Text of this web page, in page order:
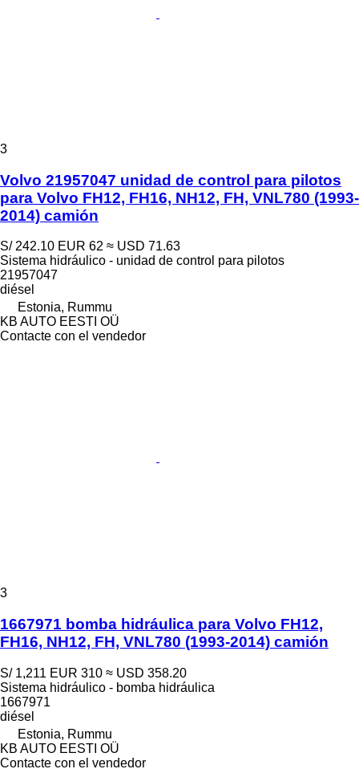
3
Volvo 21957047 unidad de control para pilotos
para Volvo FH12, FH16, NH12, FH, VNL780 (1993-
2014) camión
S/ 242.10 EUR 62 ≈ USD 71.63
Sistema hidráulico - unidad de control para pilotos
21957047
diésel
Estonia, Rummu
KB AUTO EESTI OÜ
Contacte con el vendedor
3
1667971 bomba hidráulica para Volvo FH12,
FH16, NH12, FH, VNL780 (1993-2014) camión
S/ 1,211 EUR 310 ≈ USD 358.20
Sistema hidráulico - bomba hidráulica
1667971
diésel
Estonia, Rummu
KB AUTO EESTI OÜ
Contacte con el vendedor